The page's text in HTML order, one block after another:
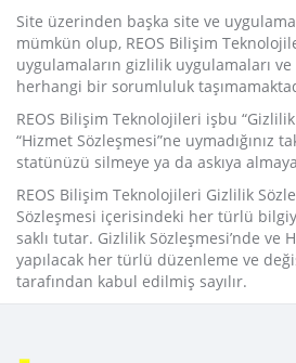
Site üzerinden başka site ve
mümkün olup, REOS Bilişim
uygulamaların gizlilik uygulamaları
herhangi bir sorumluluk
REOS Bilişim Teknolojileri işbu
“Hizmet Sözleşmesi”ne uymadığınız
statünüzü silmeye ya da askıya
REOS Bilişim Teknolojileri Gizlilik
Sözleşmesi içerisindeki her türlü
saklı tutar. Gizlilik Sözleşmesi’nde ve
yapılacak her türlü düzenleme ve
tarafından kabul edilmiş sayılır.